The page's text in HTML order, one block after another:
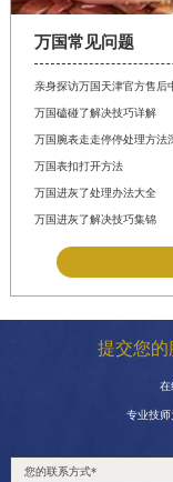
万国常见问题
亲身探访万国天津官方售后
万国磕碰了解决技巧详解
万国腕表走走停停处理方法
万国表扣打开方法
万国进灰了处理办法大全
万国进灰了解决技巧集锦
提交您的
在
专业技